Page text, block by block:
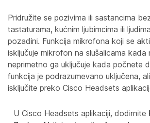
Pridružite se pozivima ili sastancima
tastaturama, kućnim ljubimcima ili
pozadini. Funkcija mikrofona koji se
isključuje mikrofon na slušalicama kada
neprimetno ga uključuje kada počnete
funkcija je podrazumevano uključena,
isključite preko Cisco Headsets
U Cisco Headsets aplikaciji, dodirnite